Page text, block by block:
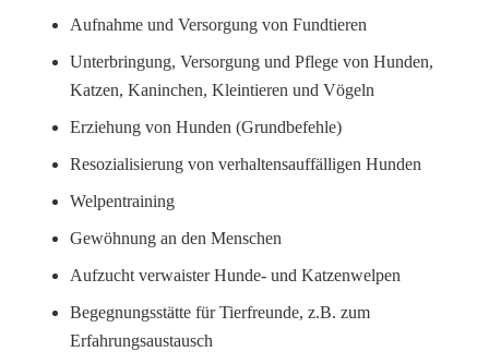
Aufnahme und Versorgung von Fundtieren
Unterbringung, Versorgung und Pflege von Hunden,
Katzen, Kaninchen, Kleintieren und Vögeln
Erziehung von Hunden (Grundbefehle)
Resozialisierung von verhaltensauffälligen Hunden
Welpentraining
Gewöhnung an den Menschen
Aufzucht verwaister Hunde- und Katzenwelpen
Begegnungsstätte für Tierfreunde, z.B. zum
Erfahrungsaustausch